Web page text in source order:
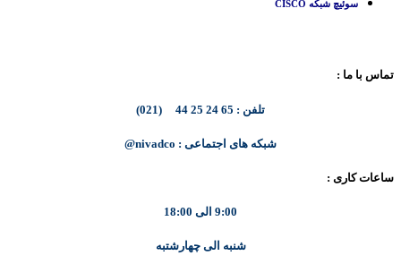
سوئیچ شبکه CISCO
تماس با ما :
تلفن : 65 24 25 44 (021)
شبکه های اجتماعی : nivadco@
ساعات کاری :
9:00 الی 18:00
شنبه الی چهارشتبه